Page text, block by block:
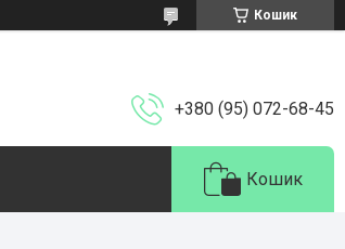
Кошик
+380 (95) 072-68-45
Кошик